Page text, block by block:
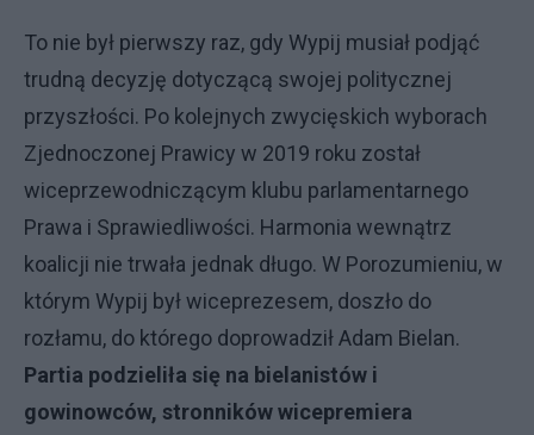
To nie był pierwszy raz, gdy Wypij musiał podjąć
trudną decyzję dotyczącą swojej politycznej
przyszłości. Po kolejnych zwycięskich wyborach
Zjednoczonej Prawicy w 2019 roku został
wiceprzewodniczącym klubu parlamentarnego
Prawa i Sprawiedliwości. Harmonia wewnątrz
koalicji nie trwała jednak długo. W Porozumieniu, w
którym Wypij był wiceprezesem, doszło do
rozłamu, do którego doprowadził Adam Bielan.
Partia podzieliła się na bielanistów i
gowinowców, stronników wicepremiera